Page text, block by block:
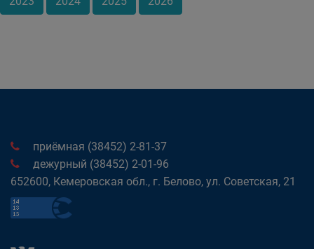
приёмная (38452) 2-81-37
дежурный (38452) 2-01-96
652600, Кемеровская обл., г. Белово, ул. Советская, 21